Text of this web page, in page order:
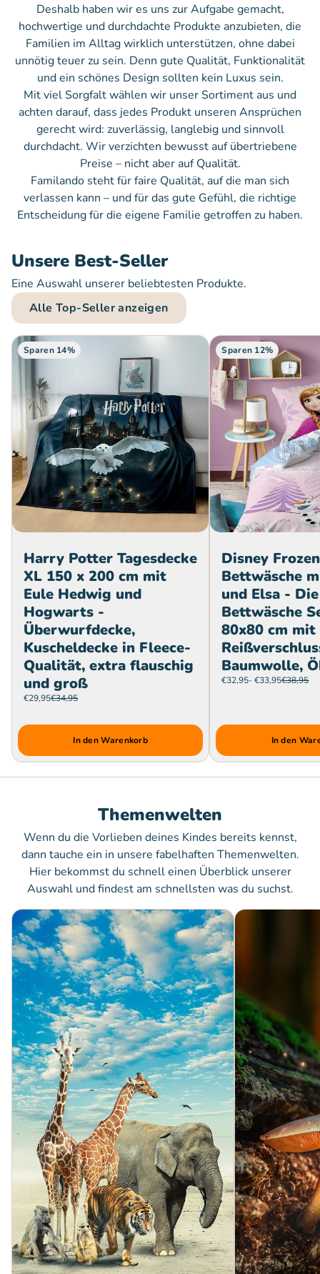
Deshalb haben wir es uns zur Aufgabe gemacht,
hochwertige und durchdachte Produkte anzubieten, die
Familien im Alltag wirklich unterstützen, ohne dabei
unnötig teuer zu sein. Denn gute Qualität, Funktionalität
und ein schönes Design sollten kein Luxus sein.
Mit viel Sorgfalt wählen wir unser Sortiment aus und
achten darauf, dass jedes Produkt unseren Ansprüchen
gerecht wird: zuverlässig, langlebig und sinnvoll
durchdacht. Wir verzichten bewusst auf übertriebene
Preise – nicht aber auf Qualität.
Familando steht für faire Qualität, auf die man sich
verlassen kann – und für das gute Gefühl, die richtige
Entscheidung für die eigene Familie getroffen zu haben.
Unsere Best-Seller
Eine Auswahl unserer beliebtesten Produkte.
Alle Top-Seller anzeigen
Sparen 14%
Harry Potter Tagesdecke
XL 150 x 200 cm mit
Eule Hedwig und
Hogwarts -
Überwurfdecke,
Kuscheldecke in Fleece-
Qualität, extra flauschig
und groß
€29,95€34,95
In den Warenkorb
Sparen 12%
Disney Frozen
Bettwäsche
und Elsa -
Bettwäsche
80x80 cm mit
Baumwolle,
€32,95- €33,95€38,95
In den
Themenwelten
Wenn du die Vorlieben deines Kindes bereits kennst,
dann tauche ein in unsere fabelhaften Themenwelten.
Hier bekommst du schnell einen Überblick unserer
Auswahl und findest am schnellsten was du suchst.